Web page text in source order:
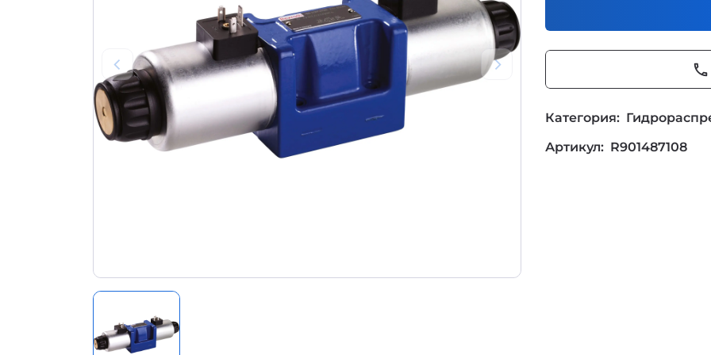
phone
Категория:
Артикул: R901487108